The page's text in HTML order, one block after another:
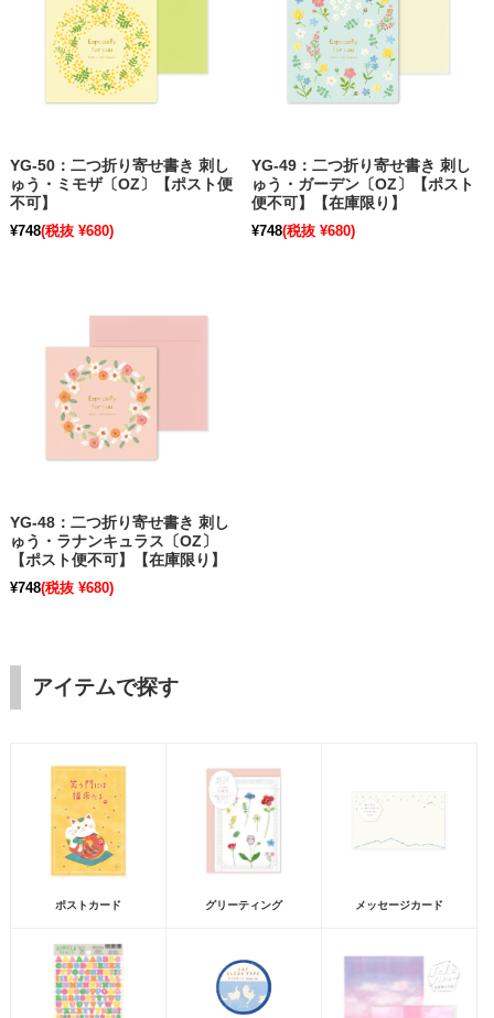
YG-50：二つ折り寄せ書き 刺し
ゅう・ミモザ〔OZ〕【ポスト便
不可】
¥748(税抜 ¥680)
YG-49：二つ折り寄せ書き 刺し
ゅう・ガーデン〔OZ〕【ポスト
便不可】【在庫限り】
¥748(税抜 ¥680)
YG-48：二つ折り寄せ書き 刺し
ゅう・ラナンキュラス〔OZ〕
【ポスト便不可】【在庫限り】
¥748(税抜 ¥680)
アイテムで探す
ポストカード グリーティング メッセージカード